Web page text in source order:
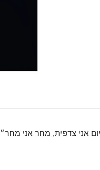
אני צדפית, מחר אני מחר״